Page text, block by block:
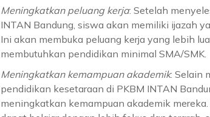
Meningkatkan peluang kerja: Setelah
INTAN Bandung, siswa akan memiliki ijazah
Ini akan membuka peluang kerja yang lebih
membutuhkan pendidikan minimal SMA/SMK.
Meningkatkan kemampuan akademik: Selain
pendidikan kesetaraan di PKBM INTAN
meningkatkan kemampuan akademik